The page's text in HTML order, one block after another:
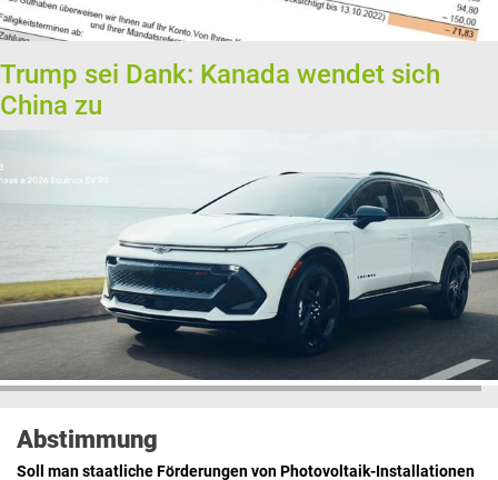
Trump sei Dank: Kanada wendet sich
China zu
Abstimmung
Soll man staatliche Förderungen von Photovoltaik-Installationen